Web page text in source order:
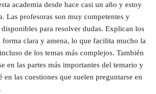
academia desde hace casi un año y estoy
Las profesoras son muy competentes y
disponibles para resolver dudas. Explican los
forma clara y amena, lo que facilita mucho la
de los temas más complejos. También
en las partes más importantes del temario y
en las cuestiones que suelen preguntarse en